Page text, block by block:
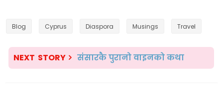
Blog Cyprus Diaspora Musings Travel
NEXT STORY संसारकै पुरानो वाइनको कथा